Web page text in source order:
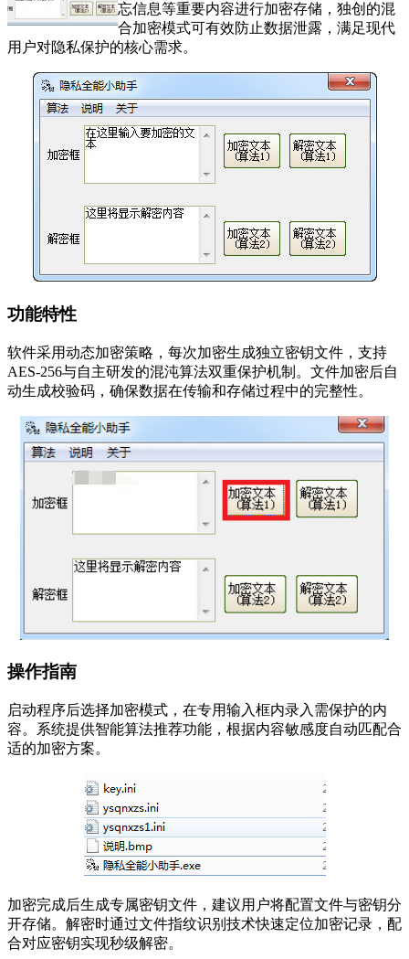
忘信息等重要内容进行加密存储，独创的混
合加密模式可有效防止数据泄露，满足现代
用户对隐私保护的核心需求。
功能特性
软件采用动态加密策略，每次加密生成独立密钥文件，支持
AES-256与自主研发的混沌算法双重保护机制。文件加密后自
动生成校验码，确保数据在传输和存储过程中的完整性。
操作指南
启动程序后选择加密模式，在专用输入框内录入需保护的内
容。系统提供智能算法推荐功能，根据内容敏感度自动匹配合
适的加密方案。
加密完成后生成专属密钥文件，建议用户将配置文件与密钥分
开存储。解密时通过文件指纹识别技术快速定位加密记录，配
合对应密钥实现秒级解密。